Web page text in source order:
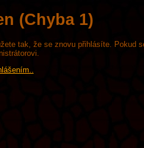
(Chyba 1)
tak, že se znovu přihlásíte.